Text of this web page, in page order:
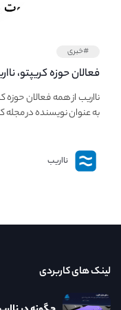
#خبری
فعالان حوزه کریپتو،
فعالیت در مجله کریپتو
نااریب از همه فعالان حوزه
به عنوان نویسنده در مجله
نااریب
لینک های کاربردی